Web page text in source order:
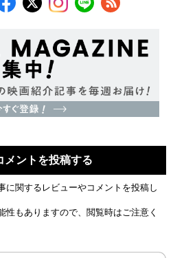
メントを投稿する
に関するレビューやコメントを投稿し
性もありますので、閲覧時はご注意く